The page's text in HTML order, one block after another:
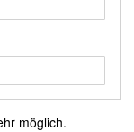
möglich.